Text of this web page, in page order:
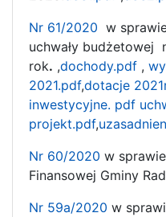
Nr 61/2020 w
uchwały budżetowej
rok. ,dochody.pdf ,
2021.pdf,dotacje
inwestycyjne. pdf
projekt.pdf,
Nr 60/2020 w
Finansowej Gminy
Nr 59a/2020 w